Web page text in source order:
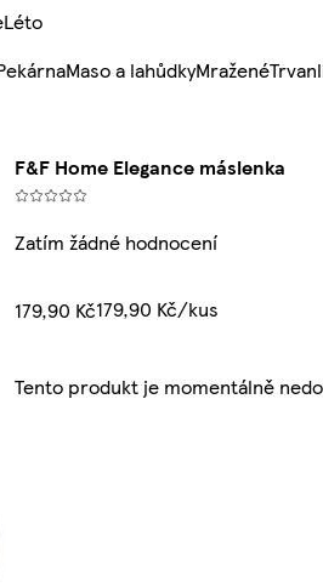
Léto
Maso a lahůdkyMražené
F&F Home Elegance máslenka
Zatím žádné hodnocení
179,90 Kč179,90 Kč/kus
Tento produkt je momentálně